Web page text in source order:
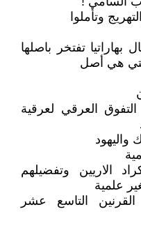
وتأملوا
تفتخر باصلها
التي هي أصل
العرقي لعرقية
واليهود
الاريين وتفضيلهم
علمية
التاسع عشر